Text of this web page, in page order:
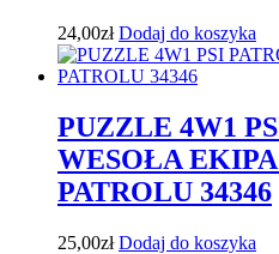
24,00zł Dodaj do koszyka
PUZZLE 4W1
WESOŁA
PATROLU 34346
25,00zł Dodaj do koszyka